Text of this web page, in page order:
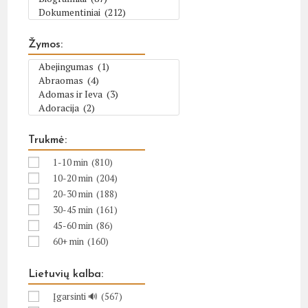
Žymos:
Trukmė:
1-10 min (810)
10-20 min (204)
20-30 min (188)
30-45 min (161)
45-60 min (86)
60+ min (160)
Lietuvių kalba:
Įgarsinti 🔊 (567)